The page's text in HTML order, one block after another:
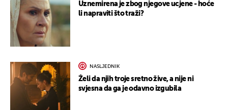
Uznemirena je zbog njegove ucjene - hoće
li napraviti što traži?
NASLJEDNIK
Želi da njih troje sretno žive, a nije ni
svjesna da ga je odavno izgubila